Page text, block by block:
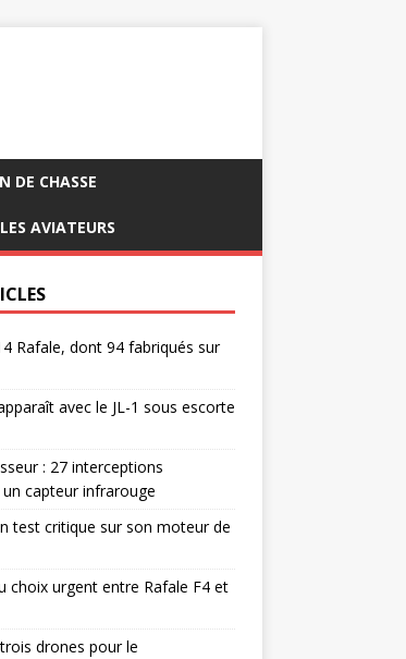
DE CHASSE
LES AVIATEURS
Rafale, dont 94 fabriqués sur
avec le JL-1 sous escorte
: 27 interceptions
capteur infrarouge
test critique sur son moteur de
choix urgent entre Rafale F4 et
drones pour le